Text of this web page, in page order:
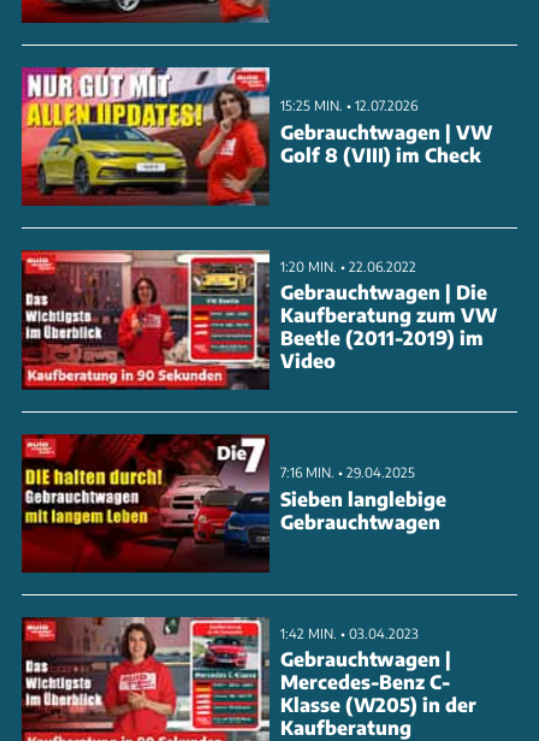
15:25 MIN. • 12.07.2026
Gebrauchtwagen | VW
Golf 8 (VIII) im Check
1:20 MIN. • 22.06.2022
Gebrauchtwagen | Die
Kaufberatung zum VW
Beetle (2011-2019) im
Video
7:16 MIN. • 29.04.2025
Sieben langlebige
Gebrauchtwagen
1:42 MIN. • 03.04.2023
Gebrauchtwagen |
Mercedes-Benz C-
Klasse (W205) in der
Kaufberatung